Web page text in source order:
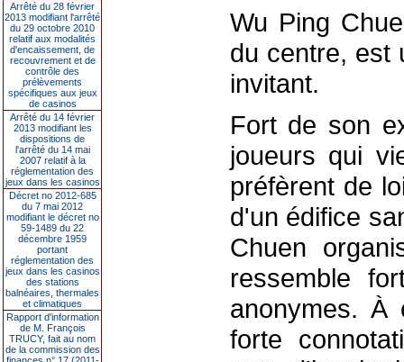
Arrêté du 28 février
2013 modifiant l'arrêté
du 29 octobre 2010
relatif aux modalités
d'encaissement, de
recouvrement et de
contrôle des
prélèvements
spécifiques aux jeux
de casinos
Arrêté du 14 février
2013 modifiant les
dispositions de
l'arrêté du 14 mai
2007 relatif à la
réglementation des
jeux dans les casinos
Décret no 2012-685
du 7 mai 2012
modifiant le décret no
59-1489 du 22
décembre 1959
portant
réglementation des
jeux dans les casinos
des stations
balnéaires, thermales
et climatiques
Rapport d'information
de M. François
TRUCY, fait au nom
de la commission des
Wu Ping
du centre, est
invitant.
Fort de son
joueurs qui
préfèrent de
d'un édifice
Chuen
ressemble
anonymes.
forte